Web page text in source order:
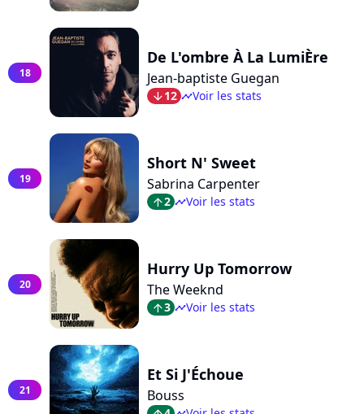
18
De L'ombre À La LumiÈre
Jean-baptiste Guegan
arrow_bot12 timelineVoir les stats
19
Short N' Sweet
Sabrina Carpenter
arrow_top2 timelineVoir les stats
20
Hurry Up Tomorrow
The Weeknd
arrow_top3 timelineVoir les stats
21
Et Si J'Échoue
Bouss